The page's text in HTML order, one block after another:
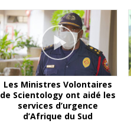
Les Ministres Volontaires
de Scientology ont aidé les
services d’urgence
d’Afrique du Sud